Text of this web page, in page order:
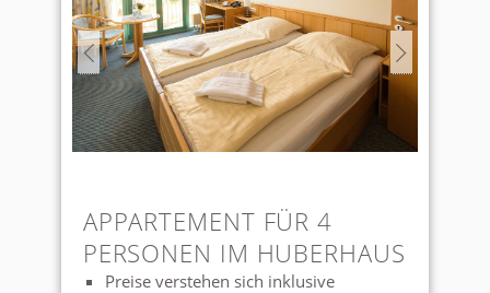
APPARTEMENT FÜR 4
PERSONEN IM HUBERHAUS
Preise verstehen sich inklusive